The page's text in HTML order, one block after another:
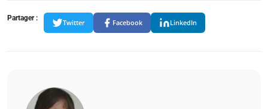
Partager :
Twitter Facebook LinkedIn